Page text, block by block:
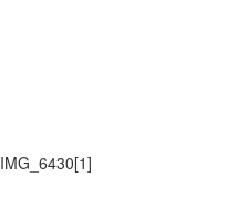
IMG_6430[1]